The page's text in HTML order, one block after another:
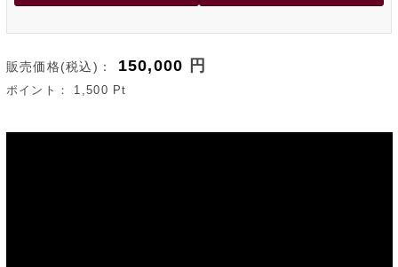
販売価格(税込)： 150,000 円
ポイント： 1,500 Pt